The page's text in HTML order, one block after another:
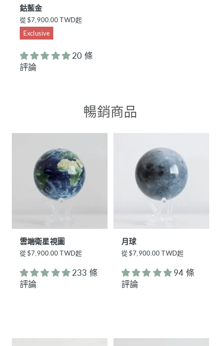
正
常
價
從$7,900.00 TWD起
Exclusive
鈷藍金
20 條
評論
暢銷商品
正
價
格
從$7,900.00 TWD起
雲端衛星視圖
233 條
評論
正
價
格
從$7,900.00 TWD起
月球
94 條
評論